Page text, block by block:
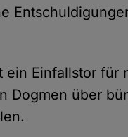
ein Einfallstor für
Dogmen über